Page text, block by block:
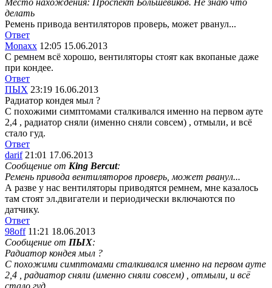
Место нахождения: Проспект Большевиков. Не знаю что
делать
Ремень привода вентиляторов проверь, может рванул...
Ответ
Monaxx 12:05 15.06.2013
С ремнем всё хорошо, вентиляторы стоят как вкопаные даже
при кондее.
Ответ
ПЫХ 23:19 16.06.2013
Радиатор кондея мыл ?
С похожими симптомами сталкивался именно на первом ауте
2,4 , радиатор сняли (именно сняли совсем) , отмыли, и всё
стало гуд.
Ответ
darif21:01 17.06.2013
Сообщение от King Bercut:
Ремень привода вентиляторов проверь, может рванул...
А разве у нас вентиляторы приводятся ремнем, мне казалось
там стоят эл.двигатели и периодически включаются по
датчику.
Ответ
98off11:21 18.06.2013
Сообщение от ПЫХ:
Радиатор кондея мыл ?
С похожими симптомами сталкивался именно на первом ауте
2,4 , радиатор сняли (именно сняли совсем) , отмыли, и всё
стало гуд.